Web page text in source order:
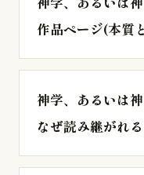
作品ページ(本質
神学、あるいは
なぜ読み継がれ